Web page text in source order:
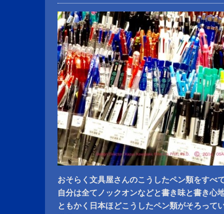
おそらく文具屋さんのこうしたペン類をすべ
自分は全てノックオンなどと書き味と書き心
ともかく日本ほどこうしたペン類がそろって